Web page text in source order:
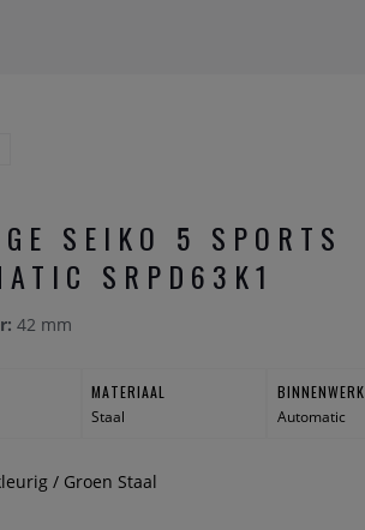
SEIKO 5 SPORTS
SRPD63K1
42 mm
MATERIAAL
Staal
BINNENWERK
Automatic
/ Groen Staal